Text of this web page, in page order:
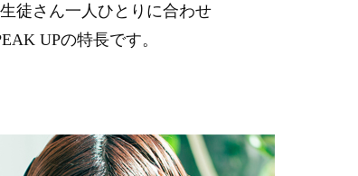
徒さん一人ひとりに合わせ
UPの特長です。